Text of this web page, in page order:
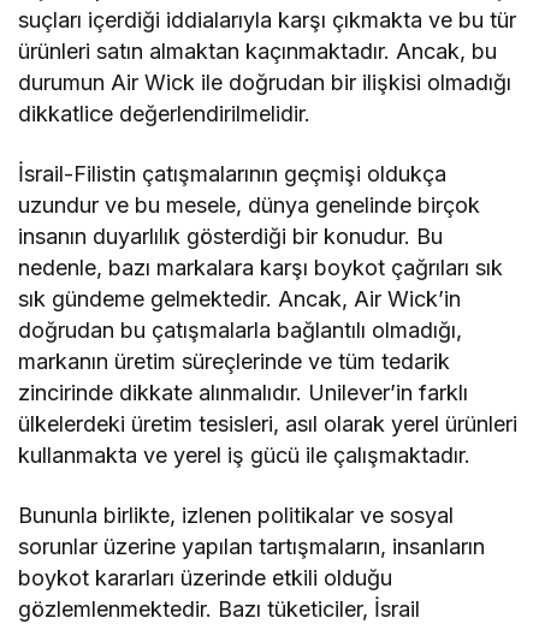
suçları içerdiği iddialarıyla karşı çıkmakta ve bu tür
ürünleri satın almaktan kaçınmaktadır. Ancak, bu
durumun Air Wick ile doğrudan bir ilişkisi olmadığı
dikkatlice değerlendirilmelidir.
İsrail-Filistin çatışmalarının geçmişi oldukça
uzundur ve bu mesele, dünya genelinde birçok
insanın duyarlılık gösterdiği bir konudur. Bu
nedenle, bazı markalara karşı boykot çağrıları sık
sık gündeme gelmektedir. Ancak, Air Wick’in
doğrudan bu çatışmalarla bağlantılı olmadığı,
markanın üretim süreçlerinde ve tüm tedarik
zincirinde dikkate alınmalıdır. Unilever’in farklı
ülkelerdeki üretim tesisleri, asıl olarak yerel ürünleri
kullanmakta ve yerel iş gücü ile çalışmaktadır.
Bununla birlikte, izlenen politikalar ve sosyal
sorunlar üzerine yapılan tartışmaların, insanların
boykot kararları üzerinde etkili olduğu
gözlemlenmektedir. Bazı tüketiciler, İsrail